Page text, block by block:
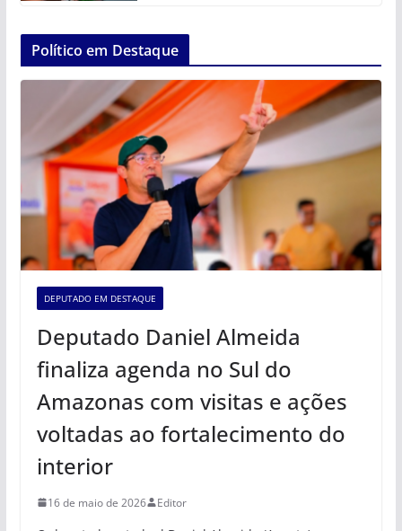
Político em Destaque
DEPUTADO EM DESTAQUE
Deputado Daniel Almeida
finaliza agenda no Sul do
Amazonas com visitas e ações
voltadas ao fortalecimento do
interior
16 de maio de 2026 Editor